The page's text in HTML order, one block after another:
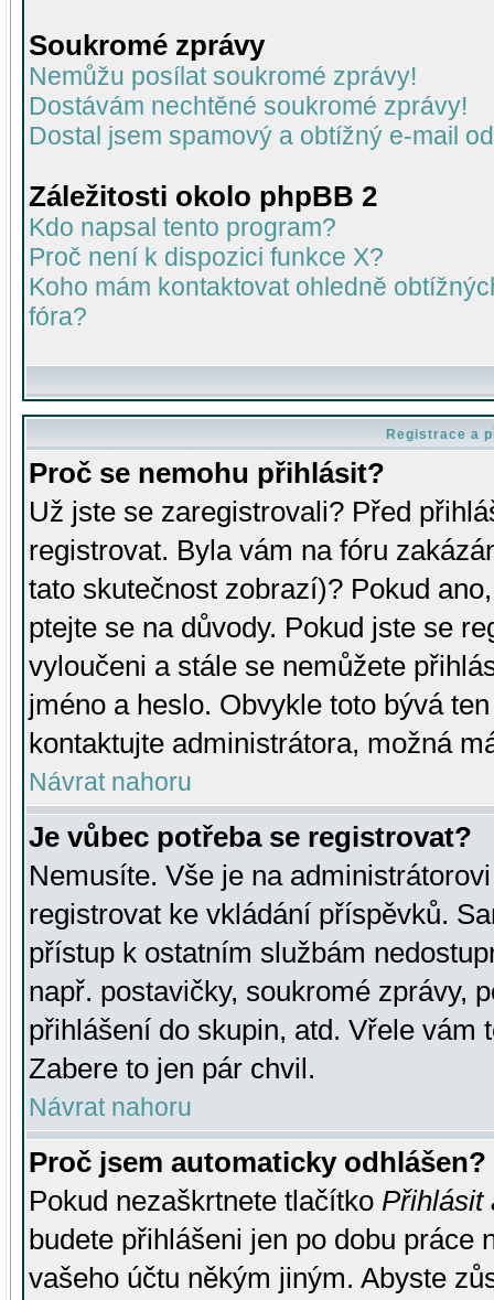
Soukromé zprávy
Nemůžu posílat soukromé zprávy!
Dostávám nechtěné soukromé zprávy!
Dostal jsem spamový a obtížný e-mail
Záležitosti okolo phpBB 2
Kdo napsal tento program?
Proč není k dispozici funkce X?
Koho mám kontaktovat ohledně
fóra?
Registrace a
Proč se nemohu přihlásit?
Už jste se zaregistrovali? Před
registrovat. Byla vám na fóru
tato skutečnost zobrazí)? Pokud
ptejte se na důvody. Pokud jste se
vyloučeni a stále se nemůžete
jméno a heslo. Obvykle toto bývá
kontaktujte administrátora, možná
Návrat nahoru
Je vůbec potřeba se registrovat?
Nemusíte. Vše je na
registrovat ke vkládání příspěvků.
přístup k ostatním službám
např. postavičky, soukromé zprávy,
přihlášení do skupin, atd. Vřele vám
Zabere to jen pár chvil.
Návrat nahoru
Proč jsem automaticky odhlášen?
Pokud nezaškrtnete tlačítko Přihlásit
budete přihlášeni jen po dobu práce
vašeho účtu někým jiným. Abyste